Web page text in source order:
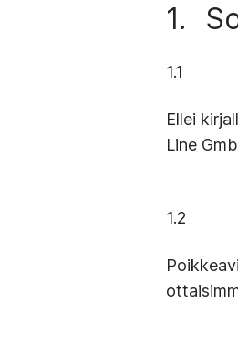
1.
1.1
Ellei
Line
1.2